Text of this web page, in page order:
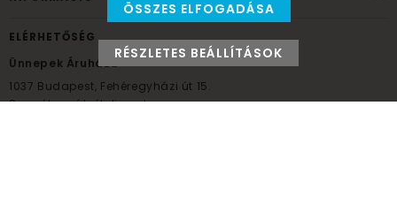
ELÉRHETŐSÉG
Ünnepek Áruháza
1037 Budapest, Fehéregyházi út 15.
Személyes átvételi pont
ÖSSZES ELFOGADÁSA
RÉSZLETES BEÁLLÍTÁSOK